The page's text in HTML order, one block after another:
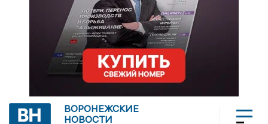
ВОРОНЕЖСКИЕ
НОВОСТИ